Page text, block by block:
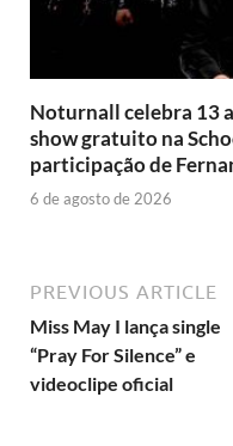
Noturnall celebra 13
show gratuito na
participação de
6 de agosto de 2026
PREVIOUS ARTICLE
Miss May I lança single
“Pray For Silence” e
videoclipe oficial